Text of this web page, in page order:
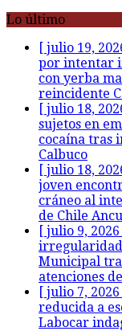
Lo último
[ julio 19,
por intentar
con yerba
reincidente
[ julio 18,
sujetos en
cocaína tras
Calbuco
[ julio 18,
joven
cráneo al
de Chile
[ julio 9, 2026
Municipal
atenciones
[ julio 7, 2026
reducida a
Labocar